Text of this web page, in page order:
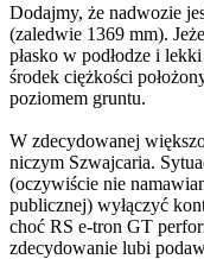
Dodajmy, że nadwozie
(zaledwie 1369 mm).
płasko w podłodze i
środek ciężkości
poziomem gruntu.
W zdecydowanej
niczym Szwajcaria.
(oczywiście nie
publicznej) wyłączyć
choć RS e-tron GT
zdecydowanie lubi